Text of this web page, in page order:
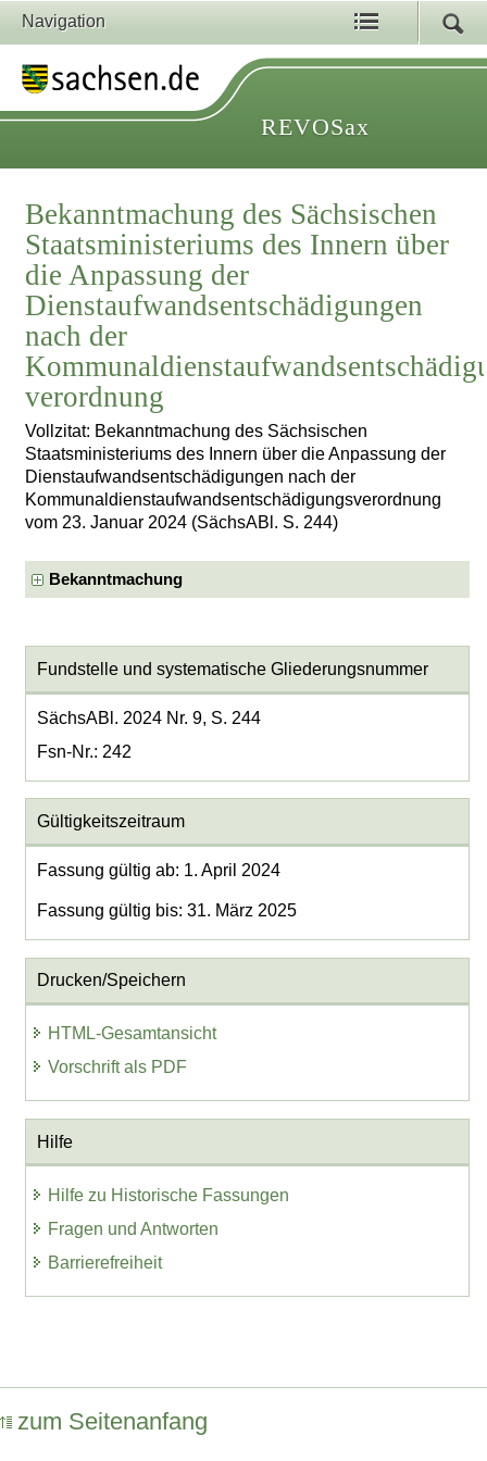
Navigation
REVOSax
Bekanntmachung des Sächsischen
Staatsministeriums des Innern über
die Anpassung der
Dienstaufwandsentschädigungen
nach der
verordnung
Vollzitat: Bekanntmachung des Sächsischen
Staatsministeriums des Innern über die Anpassung der
Dienstaufwandsentschädigungen nach der
Kommunaldienstaufwandsentschädigungs­verordnung
vom 23. Januar 2024 (SächsABl. S. 244)
Bekanntmachung
Fundstelle und systematische Gliederungsnummer
SächsABl. 2024 Nr. 9, S. 244
Fsn-Nr.: 242
Gültigkeitszeitraum
Fassung gültig ab: 1. April 2024
Fassung gültig bis: 31. März 2025
Drucken/Speichern
HTML-Gesamtansicht
Vorschrift als PDF
Hilfe
Hilfe zu Historische Fassungen
Fragen und Antworten
Barrierefreiheit
zum Seitenanfang